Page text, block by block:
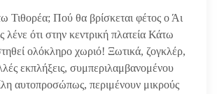
Τιθορέα; Πού θα βρίσκεται φέτος ο Άι
ότι στην κεντρική πλατεία Κάτω
ολόκληρο χωριό! Ξωτικά, ζογκλέρ,
εκπλήξεις, συμπεριλαμβανομένου
αυτοπροσώπως, περιμένουν μικρούς